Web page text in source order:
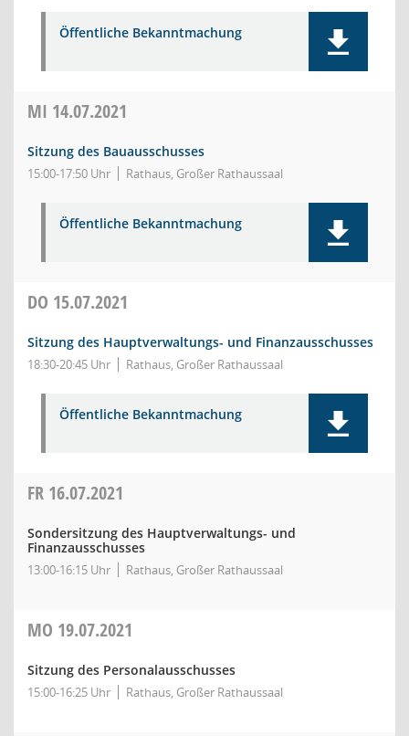
Öffentliche Bekanntmachung
MI 14.07.2021
Sitzung des Bauausschusses
15:00-17:50 Uhr Rathaus, Großer Rathaussaal
Öffentliche Bekanntmachung
DO 15.07.2021
Sitzung des Hauptverwaltungs- und Finanzausschusses
18:30-20:45 Uhr Rathaus, Großer Rathaussaal
Öffentliche Bekanntmachung
FR 16.07.2021
Sondersitzung des Hauptverwaltungs- und
Finanzausschusses
13:00-16:15 Uhr Rathaus, Großer Rathaussaal
MO 19.07.2021
Sitzung des Personalausschusses
15:00-16:25 Uhr Rathaus, Großer Rathaussaal